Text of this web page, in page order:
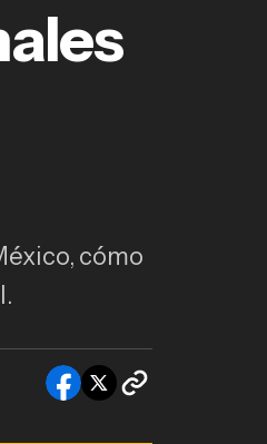
qué
cómo